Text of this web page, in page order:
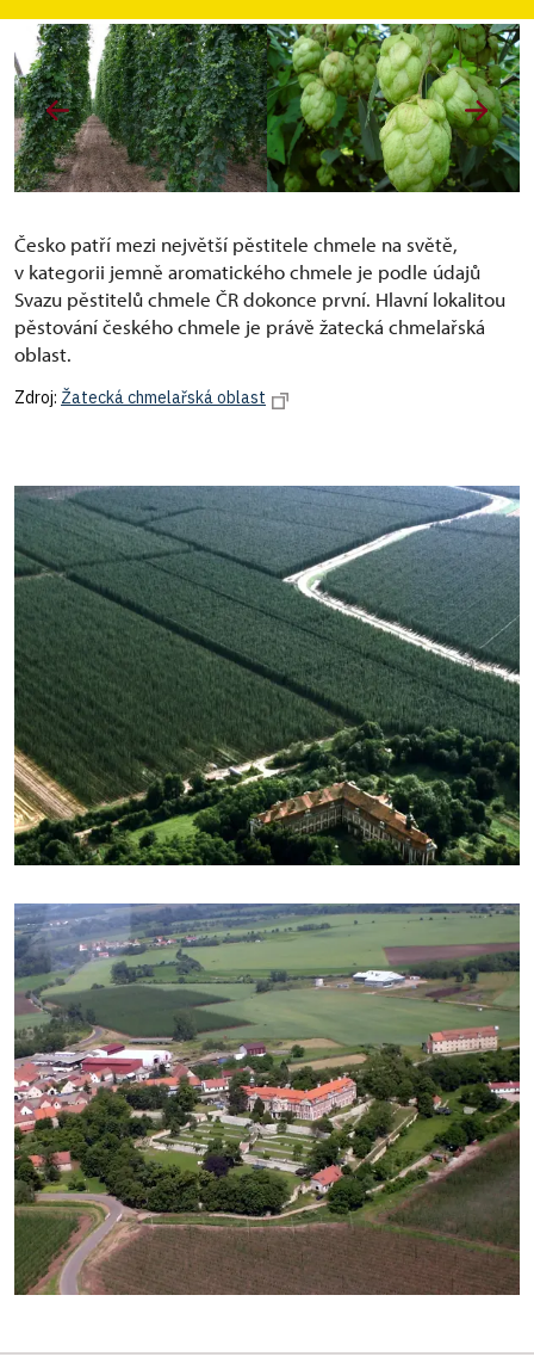
Česko patří mezi největší pěstitele chmele na světě,
v kategorii jemně aromatického chmele je podle údajů
Svazu pěstitelů chmele ČR dokonce první. Hlavní lokalitou
pěstování českého chmele je právě žatecká chmelařská
oblast.
Zdroj: Žatecká chmelařská oblast